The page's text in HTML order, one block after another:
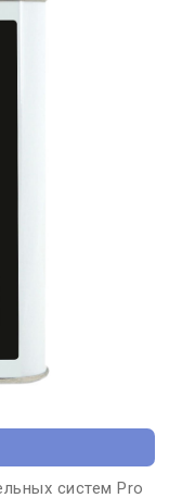
систем Pro